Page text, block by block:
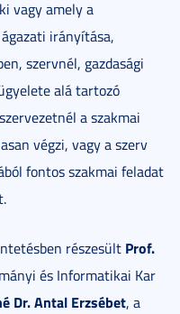
vagy amely a
irányítása,
szervnél, gazdasági
alá tartozó
a szakmai
végzi, vagy a szerv
fontos szakmai feladat
részesült Prof.
és Informatikai Kar
Dr. Antal Erzsébet, a